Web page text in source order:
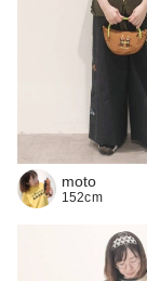
moto
152cm